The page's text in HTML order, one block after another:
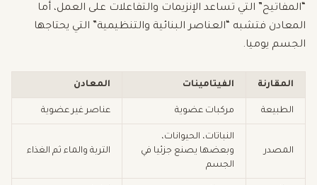
“المفاتيح” التي تساعد الإنزيمات والتفاعلات على العمل، أما
المعادن فتشبه “العناصر البنائية والتنظيمية” التي يحتاجها
الجسم يوميا.
المقارنة الفيتامينات المعادن
الطبيعة مركبات عضوية عناصر غير عضوية
المصدر
النباتات، الحيوانات،
وبعضها يصنع جزئيا في
الجسم
التربة والماء ثم الغذاء